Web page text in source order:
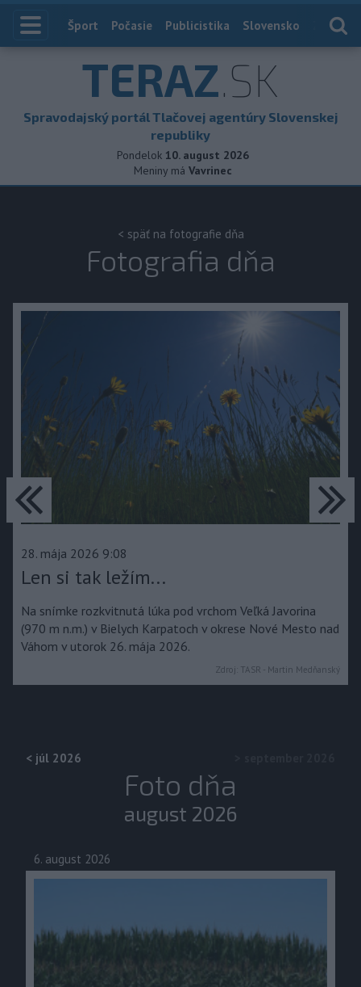
Index
Šport Počasie Publicistika Slovensko
TERAZ.SK
Spravodajský portál Tlačovej agentúry Slovenskej
republiky
Pondelok 10. august 2026
Meniny má Vavrinec
< späť na fotografie dňa
Fotografia dňa
28. mája 2026 9:08
Len si tak ležím...
Na snímke rozkvitnutá lúka pod vrchom Veľká Javorina
(970 m n.m.) v Bielych Karpatoch v okrese Nové Mesto nad
Váhom v utorok 26. mája 2026.
Zdroj: TASR - Martin Medňanský
predchádzajúce
< júl 2026
Foto dňa
august 2026
6. august 2026